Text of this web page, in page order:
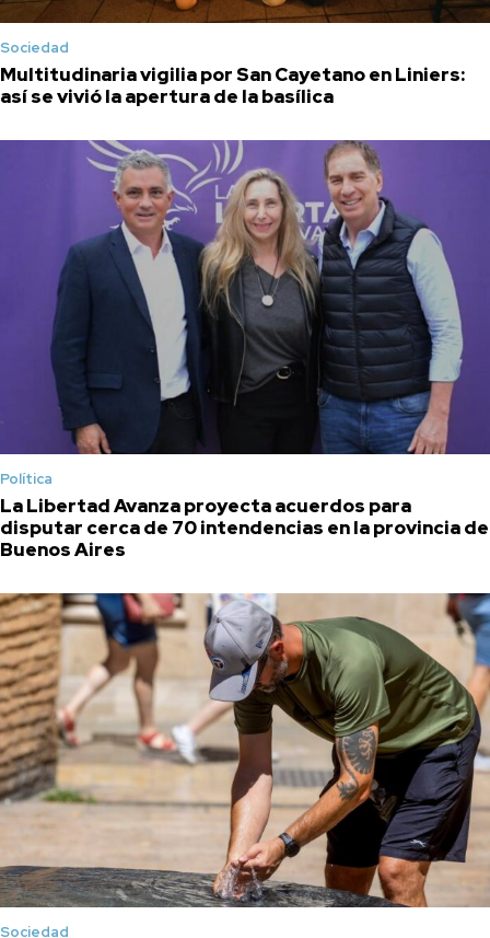
Sociedad
Multitudinaria vigilia por San Cayetano en Liniers:
así se vivió la apertura de la basílica
Política
La Libertad Avanza proyecta acuerdos para
disputar cerca de 70 intendencias en la provincia de
Buenos Aires
Sociedad